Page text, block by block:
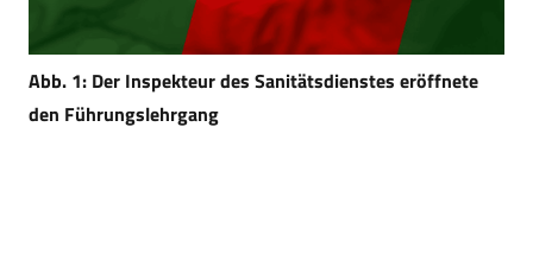
Abb. 1: Der Inspekteur des Sanitätsdienstes eröffnete
den Führungslehrgang